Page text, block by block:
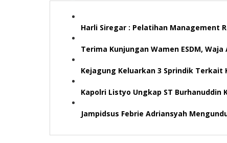
Harli Siregar : Pelatihan Management
Terima Kunjungan Wamen ESDM,
Kejagung Keluarkan 3 Sprindik Terkait
Kapolri Listyo Ungkap ST Burhanuddin
Jampidsus Febrie Adriansyah